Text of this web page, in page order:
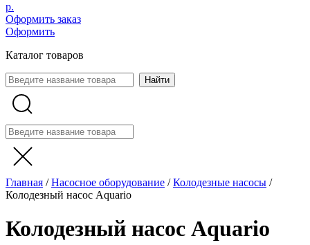
р.
Оформить заказ
Оформить
Каталог товаров
Главная /Насосное оборудование /Колодезные насосы /
Колодезный насос Aquario
Колодезный насос Aquario